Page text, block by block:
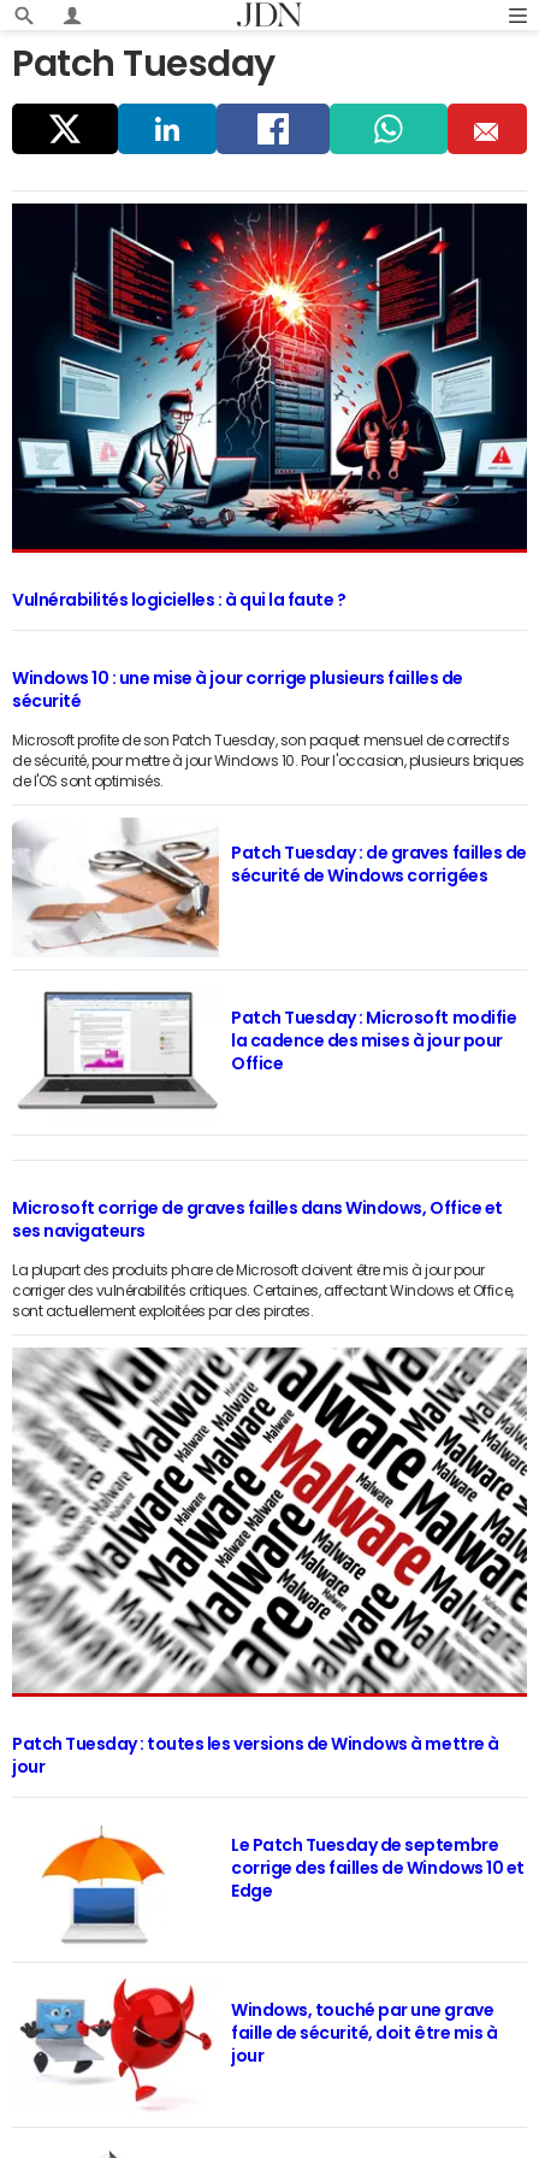
Patch Tuesday
ook app
Vulnérabilités logicielles : à qui la faute ?
Windows 10 : une mise à jour corrige plusieurs failles de
sécurité
Microsoft profite de son Patch Tuesday, son paquet mensuel de correctifs
de sécurité, pour mettre à jour Windows 10. Pour l'occasion, plusieurs briques
de l'OS sont optimisés.
Patch Tuesday : de graves failles de
sécurité de Windows corrigées
Patch Tuesday : Microsoft modifie
la cadence des mises à jour pour
Office
Microsoft corrige de graves failles dans Windows, Office et
ses navigateurs
La plupart des produits phare de Microsoft doivent être mis à jour pour
corriger des vulnérabilités critiques. Certaines, affectant Windows et Office,
sont actuellement exploitées par des pirates.
Patch Tuesday : toutes les versions de Windows à mettre à
jour
Le Patch Tuesday de septembre
corrige des failles de Windows 10 et
Edge
Windows, touché par une grave
faille de sécurité, doit être mis à
jour